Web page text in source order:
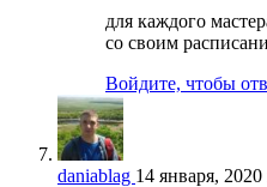
для каждого
со своим
Войдите, чтобы
daniablag 14 января, 2020